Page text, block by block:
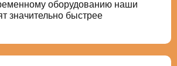
оборудованию наши
значительно быстрее